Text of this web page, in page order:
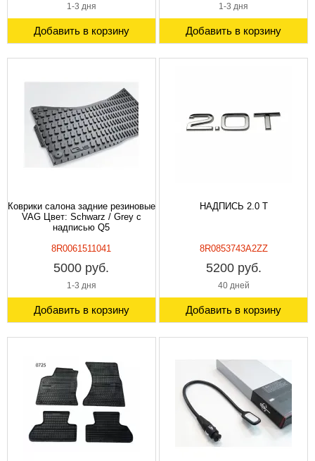
1-3 дня
Добавить в корзину
1-3 дня
Добавить в корзину
Коврики салона задние резиновые
VAG Цвет: Schwarz / Grey с
надписью Q5
8R0061511041
5000 руб.
1-3 дня
Добавить в корзину
НАДПИСЬ 2.0 T
8R0853743A2ZZ
5200 руб.
40 дней
Добавить в корзину